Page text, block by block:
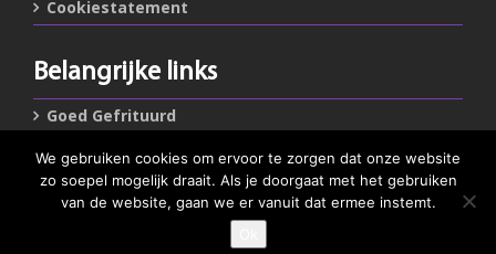
Cookiestatement
Belangrijke links
Goed Gefrituurd
Met Goud Bekroond
ProFri
Nederlands Frituurcentrum
We gebruiken cookies om ervoor te zorgen dat onze website
zo soepel mogelijk draait. Als je doorgaat met het gebruiken
van de website, gaan we er vanuit dat ermee instemt.